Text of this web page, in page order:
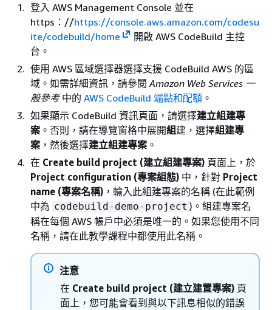
登入 AWS Management Console 並在
https：//https://console.aws.amazon.com/codesu
ite/codebuild/home
開啟 AWS CodeBuild 主控
台。
使用 AWS 區域選擇器選擇支援 CodeBuild AWS 的區
域。如需詳細資訊，請參閱 Amazon Web Services 一
般參考中的 AWS CodeBuild 端點和配額 。
如果顯示 CodeBuild 資訊頁面，請選擇建立組建專
案 。否則，請在導覽窗格中展開組建，選擇組建專
案 ，然後選擇建立組建專案 。
在 Create build project (建立組建專案) 頁面上，於
Project configuration (專案組態) 中，針對 Project
name (專案名稱) ，輸入此組建專案的名稱 (在此範例
中為 codebuild-demo-project )。組建專案名
稱在每個 AWS 帳戶中必須是唯一的。如果您使用不同
名稱，請在此教學課程中都使用此名稱。
注意
在 Create build project (建立建置專案) 頁
面上，您可能會看到與以下訊息相似的錯誤